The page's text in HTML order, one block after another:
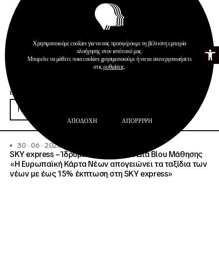
Ανοίξτε
Δημοσιεύσεις
Ευρωπαϊκή Κάρτα Νέων
Περισσότερα
30 · 06 · 2026
SKY express – Ίδρυμα Νεολαίας και Διά Βίου Μάθησης
«Η Ευρωπαϊκή Κάρτα Νέων απογειώνει τα ταξίδια των
νέων με έως 15% έκπτωση στη SKY express»
Χρησιμοποιούμε cookies για να σας προσφέρουμε τη βέλτιστη εμπειρία
πλοήγησης στον ιστότοπό μας.
Μπορείτε να μάθετε ποια cookies χρησιμοποιούμε ή να τα απενεργοποιήσετε
στιςρυθμίσεις.
ΑΠΟΔΟΧΉ ΑΠΌΡΡΙΨΗ